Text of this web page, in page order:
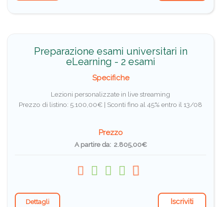
Preparazione esami universitari in
eLearning - 2 esami
Specifiche
Lezioni personalizzate in live streaming
Prezzo di listino: 5.100,00€ | Sconti fino al 45% entro il 13/08
Prezzo
A partire da: 2.805,00€
Dettagli Iscriviti